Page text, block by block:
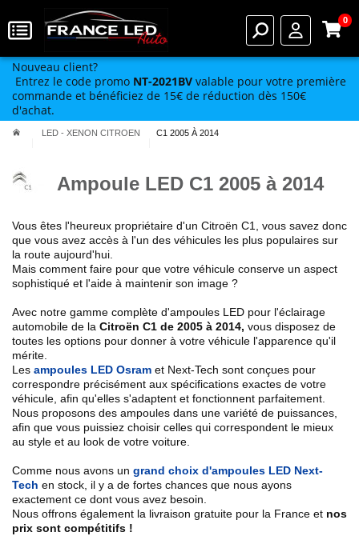
0
Nouveau client?
Entrez le code promo NT-2021BV valable pour votre première
commande et bénéficiez de 15€ de réduction dès 150€
d'achat.
LED - XENON CITROEN C1 2005 À 2014
Ampoule LED C1 2005 à 2014
Vous êtes l'heureux propriétaire d'un Citroën C1
, vous savez donc
que vous avez accès à l'un des véhicules les plus populaires sur
la route aujourd'hui.
Mais comment faire pour que votre véhicule conserve un aspect
sophistiqué et l'aide à maintenir son image ?
Avec notre gamme complète d'ampoules LED pour l'éclairage
automobile de la Citroën C1 de 2005 à 2014, vous disposez de
toutes les options pour donner à votre véhicule l'apparence qu'il
mérite.
Les ampoules LED Osram et Next-Tech sont conçues pour
correspondre précisément aux spécifications exactes de votre
véhicule, afin qu'elles s'adaptent et fonctionnent parfaitement.
Nous proposons des ampoules dans une variété de puissances,
afin que vous puissiez choisir celles qui correspondent le mieux
au style et au look de votre voiture.
Comme nous avons un grand choix d'ampoules LED Next-
Tech en stock, il y a de fortes chances que nous ayons
exactement ce dont vous avez besoin.
Nous offrons également la livraison gratuite pour la France et nos
prix sont compétitifs !